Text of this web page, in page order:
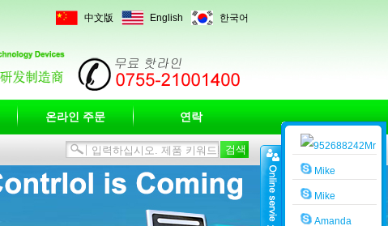
한국어
English
中文版
온라인 주문 연락
Mr
WangMike
Mike
Amanda